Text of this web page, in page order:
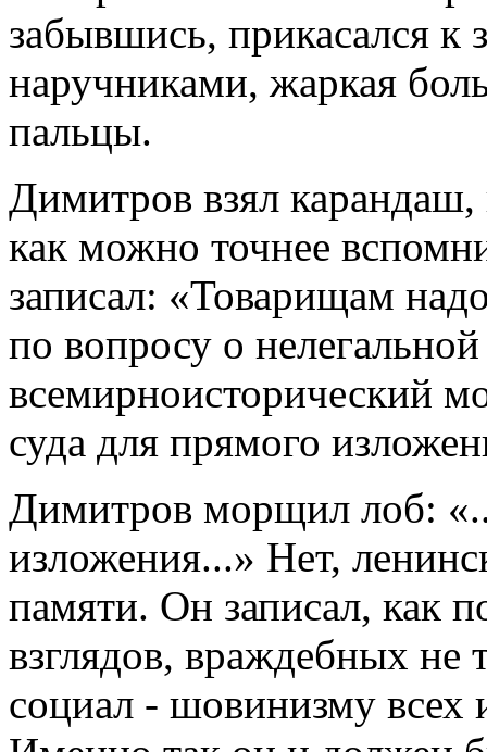
забывшись, прикасался к
наручниками, жаркая боль
пальцы.
Димитров взял карандаш,
как можно точнее
записал: «Товарищам
по вопросу о
всемирноисторический
суда для прямого
Димитров морщил лоб:
изложения...» Нет,
памяти. Он записал, как
взглядов, враждебных не
социал - шовинизму всех